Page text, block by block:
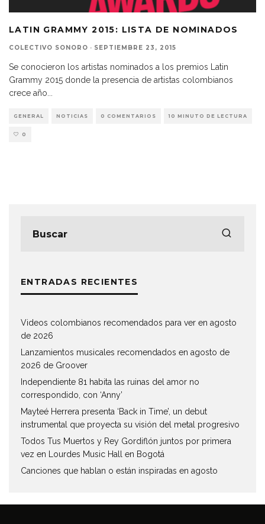
LATIN GRAMMY 2015: LISTA DE NOMINADOS
COLECTIVO SONORO · SEPTIEMBRE 23, 2015
Se conocieron los artistas nominados a los premios Latin
Grammy 2015 donde la presencia de artistas colombianos
crece año...
GENERAL NOTICIAS 0 COMENTARIOS 10 MINUTO DE LECTURA
0
ENTRADAS RECIENTES
Videos colombianos recomendados para ver en agosto
de 2026
Lanzamientos musicales recomendados en agosto de
2026 de Groover
Independiente 81 habita las ruinas del amor no
correspondido, con ‘Anny’
Mayteé Herrera presenta ‘Back in Time’, un debut
instrumental que proyecta su visión del metal progresivo
Todos Tus Muertos y Rey Gordiflón juntos por primera
vez en Lourdes Music Hall en Bogotá
Canciones que hablan o están inspiradas en agosto